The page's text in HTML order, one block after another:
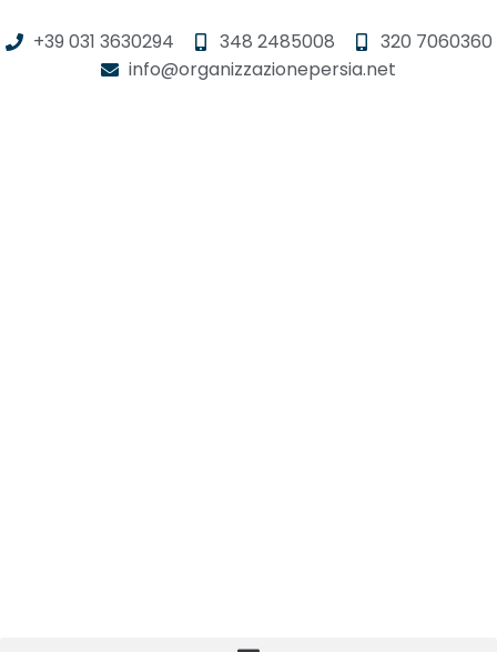
+39 031 3630294 348 2485008
320 7060360
info@organizzazionepersia.net